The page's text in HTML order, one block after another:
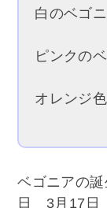
白のベゴ
ピンクの
オレンジ
ベゴニアの
日 3月17日